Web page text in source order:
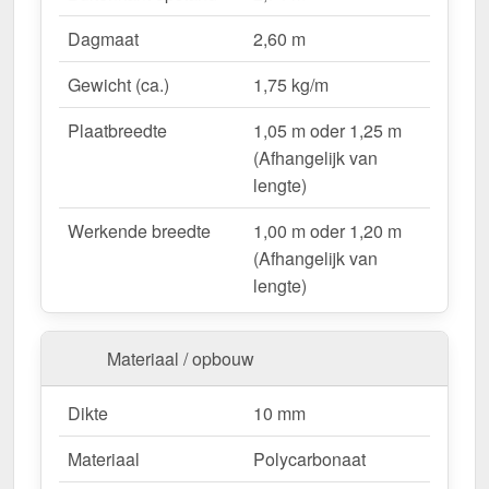
UV-bestendig & weerproof– Bestand tegen
zon, regen & hagel.
Montageklaar geleverd – Inclusief bevestiging &
eenvoudig te plaatsen.
Variabele plaatbreedte
– 1,05 m oder 1,25 m
– 10 jaar op materiaalkwaliteit voor
betrouwbaarheid.
Ideal für folgende Anwendungen:
Hallen & loodsenhallen– Lichtstraat voor
industriële toepassingen.
Droogloop & deurluifels
bescherming.
Carports & bootoverkappingen
weersbestendig.
Fietsenstallingen & tuinconstructies– Licht &
Dagmaat
2,60 m
Gewicht (ca.)
1,75 kg/m
Plaatbreedte
1,05 m oder 1,25 m
(Afhangelijk van
lengte)
Werkende breedte
1,00 m oder 1,20 m
(Afhangelijk van
lengte)
Materiaal / opbouw
Dikte
10 mm
Materiaal
Polycarbonaat